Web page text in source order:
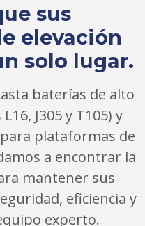
sus
elevación
solo lugar.
baterías de alto
J305 y T105) y
plataformas de
a encontrar la
mantener sus
eficiencia y
experto.